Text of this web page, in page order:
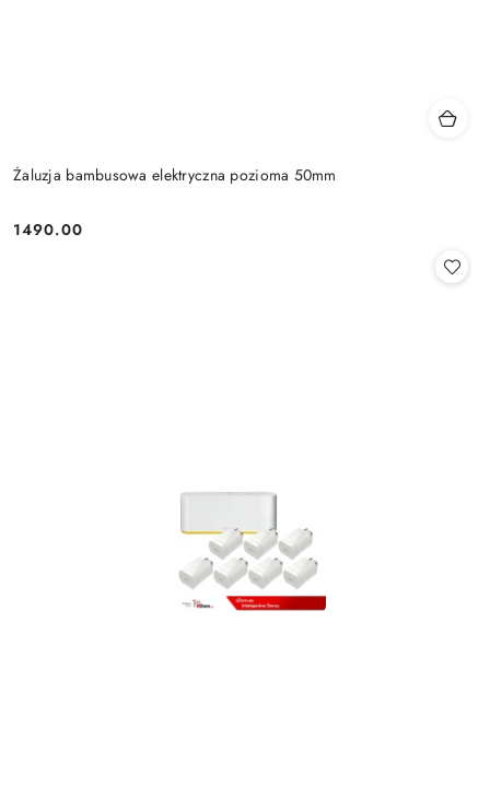
Żaluzja bambusowa elektryczna pozioma 50mm
Cena:
1490.00